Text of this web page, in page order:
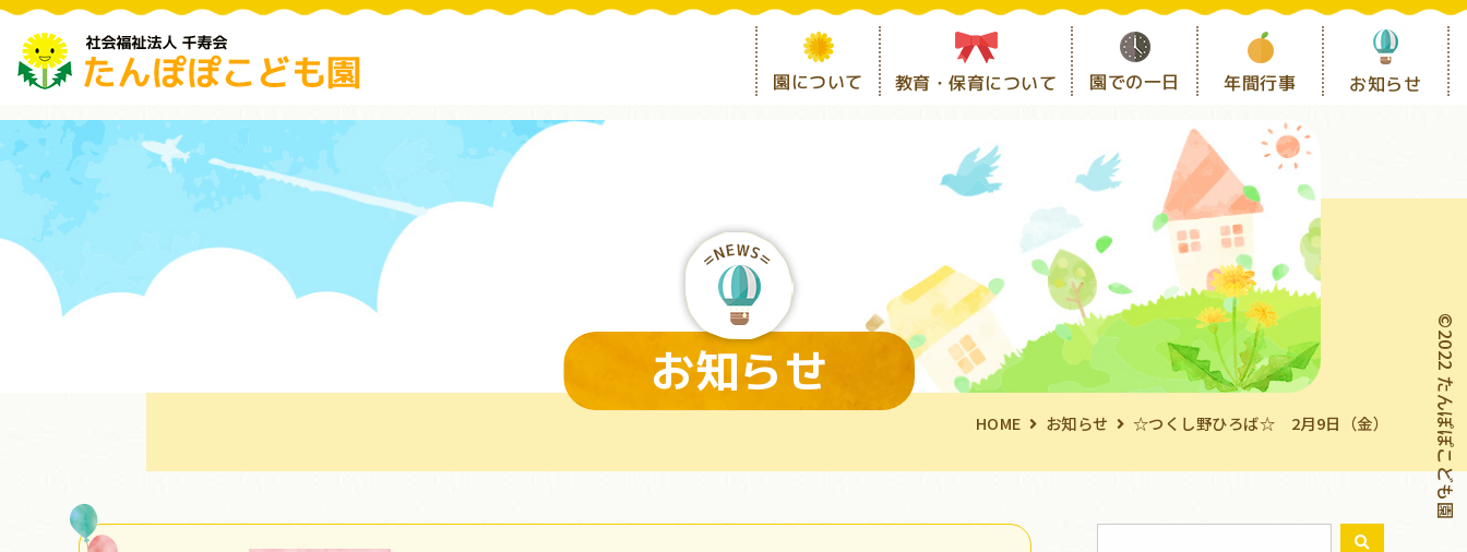
園について 教育・保育について 園での一日 年間行事 お知らせ
©2022 たんぽぽこども園
お知らせ
HOME お知らせ ☆つくし野ひろば☆ 2月9日（金）